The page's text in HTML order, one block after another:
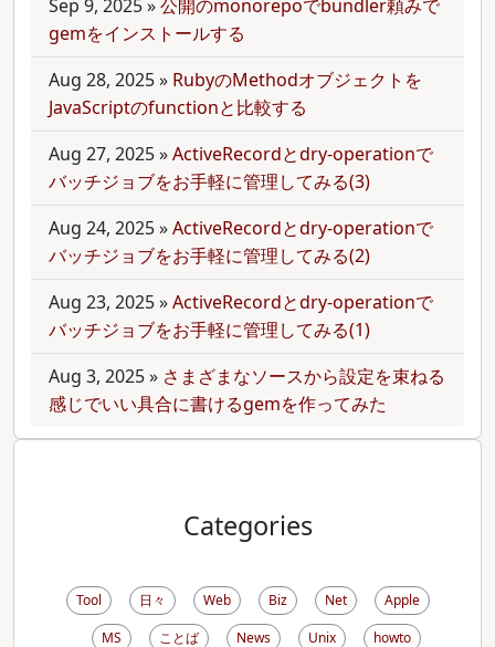
Sep 9, 2025»公開のmonorepoでbundler頼みで
gemをインストールする
Aug 28, 2025» RubyのMethodオブジェクトを
JavaScriptのfunctionと比較する
Aug 27, 2025»ActiveRecordとdry-operationで
バッチジョブをお手軽に管理してみる(3)
Aug 24, 2025»ActiveRecordとdry-operationで
バッチジョブをお手軽に管理してみる(2)
Aug 23, 2025»ActiveRecordとdry-operationで
バッチジョブをお手軽に管理してみる(1)
Aug 3, 2025» さまざまなソースから設定を束ねる
感じでいい具合に書けるgemを作ってみた
Categories
Tool 日々 Web Biz Net
Apple
MS
ことば News Unix howto